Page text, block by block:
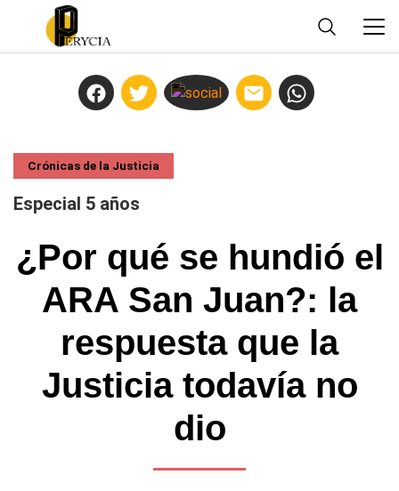
Crónicas de la Justicia
Especial 5 años
¿Por qué se hundió el
ARA San Juan?: la
respuesta que la
Justicia todavía no
dio